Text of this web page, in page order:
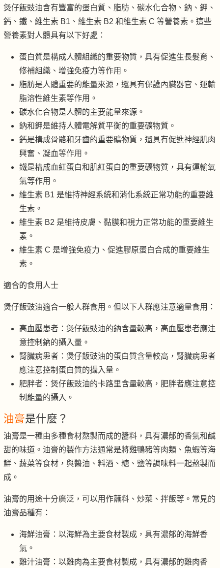
煲仔飯豉油含有豐富的蛋白質、脂肪、碳水化合物、鈉、鉀、
鈣、鐵、維生素 B1、維生素 B2 和維生素 C 等營養素。這些
營養素對人體具有以下好處：
蛋白質是構成人體組織的重要物質，具有促進生長髮育、
修補組織、增強免疫力等作用。
脂肪是人體重要的能量來源，還具有保護內臟器官、運輸
脂溶性維生素等作用。
碳水化合物是人體的主要能量來源。
鈉和鉀是維持人體電解質平衡的重要礦物質。
鈣是構成骨骼和牙齒的重要礦物質，還具有促進神經肌肉
興奮、凝血等作用。
鐵是構成血紅蛋白和肌紅蛋白的重要礦物質，具有運輸氧
氣等作用。
維生素 B1 是維持神經系統和消化系統正常功能的重要維
生素。
維生素 B2 是維持皮膚、黏膜和視力正常功能的重要維生
素。
維生素 C 是增強免疫力、促進膠原蛋白合成的重要維生
素。
適合的食用人士
煲仔飯豉油適合一般人群食用。但以下人群應注意適量食用：
高血壓患者：煲仔飯豉油的鈉含量較高，高血壓患者應注
意控制鈉的攝入量。
腎臟病患者：煲仔飯豉油的蛋白質含量較高，腎臟病患者
應注意控制蛋白質的攝入量。
肥胖者：煲仔飯豉油的卡路里含量較高，肥胖者應注意控
制能量的攝入。
油膏是什麼？
油膏是一種由多種食材熬製而成的醬料，具有濃郁的香氣和鹹
甜的味道。油膏的製作方法通常是將雞鴨豬等肉類、魚蝦等海
鮮、蔬菜等食材，與醬油、料酒、糖、鹽等調味料一起熬製而
成。
油膏的用途十分廣泛，可以用作蘸料、炒菜、拌飯等。常見的
油膏品種有：
海鮮油膏：以海鮮為主要食材製成，具有濃郁的海鮮香
氣。
雞汁油膏：以雞肉為主要食材製成，具有濃郁的雞肉香